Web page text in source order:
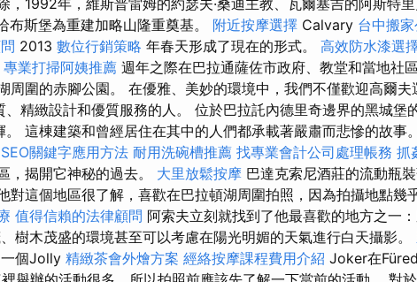
布斯堡為重建加略山隆重奠基。 附近按摩選擇 Calvary 台中搬
2013 數位行銷策略 年春天形成了現在的形式。 高效防水漆選
專業打掃阿姨推薦 週年之際在巴拉通薩佐市政府、教堂和當地社
周圍的赤腳公園。 在優雅、美妙的環境中，我們不僅歡迎高爾夫
精緻設計和優質服務的人。 位於巴拉託內德里奇邊界的黑城堡
這棟建築和曾經居住在其中的人們都承載著嚴肅而悲慘的故事。
SEO關鍵字應用方法 耐用洗碗槽推薦 找專業會計公司處理帳務 抓
，揭開它神秘的過去。 大里放鬆按摩 巴達克索尼酒莊的流動瓶裝
對這個地區很了解，喜歡在巴拉頓湖周圍拍照，因為拍攝地點幾
值得信賴的法律顧問 阿索夫立刻就找到了他最喜歡的地方之一
樹木茂盛的環境甚至可以考慮在陽光明媚的天氣進行白天攝影。
個Jolly 精緻茶會外燴方案 經絡按摩課程費用介紹 Joker在